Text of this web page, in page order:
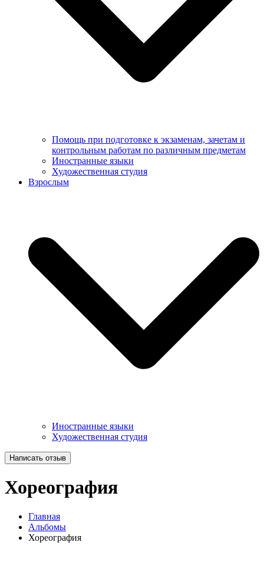
Помощь при подготовке к экзаменам, зачетам и
контрольным работам по различным предметам
Иностранные языки
Художественная студия
Взрослым
Иностранные языки
Художественная студия
Написать отзыв
Хореография
Главная
Альбомы
Хореография